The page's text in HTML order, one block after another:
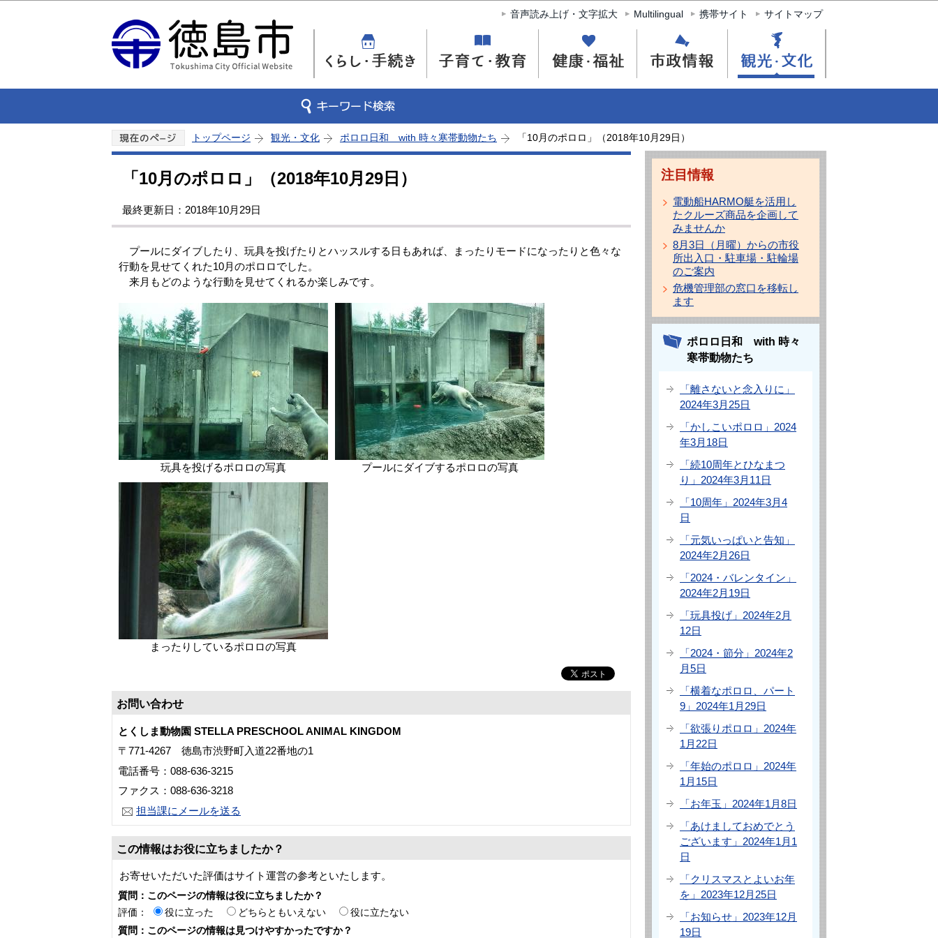
このページの本文へ移動
音声読み上げ・文字拡大 Multilingual 携帯サイト サイトマップ
トップページ 観光・文化 ポロロ日和 with 時々寒帯動物たち 「10月のポロロ」（2018年10月29日）
「10月のポロロ」（2018年10月29日）
最終更新日：2018年10月29日
プールにダイブしたり、玩具を投げたりとハッスルする日もあれば、まったりモードになったりと色々な
行動を見せてくれた10月のポロロでした。
来月もどのような行動を見せてくれるか楽しみです。
玩具を投げるポロロの写真 プールにダイブするポロロの写真
まったりしているポロロの写真
お問い合わせ
とくしま動物園 STELLA PRESCHOOL ANIMAL KINGDOM
〒771-4267 徳島市渋野町入道22番地の1
電話番号：088-636-3215
ファクス：088-636-3218
担当課にメールを送る
この情報はお役に立ちましたか？
お寄せいただいた評価はサイト運営の参考といたします。
質問：このページの情報は役に立ちましたか？
評価：
役に立った どちらともいえない
役に立たない
質問：このページの情報は見つけやすかったですか？
注目情報
電動船HARMO艇を活用し
たクルーズ商品を企画して
みませんか
8月3日（月曜）からの市役
所出入口・駐車場・駐輪場
のご案内
危機管理部の窓口を移転し
ます
ポロロ日和 with 時々
寒帯動物たち
「離さないと念入りに」
2024年3月25日
「かしこいポロロ」2024
年3月18日
「続10周年とひなまつ
り」2024年3月11日
「10周年」2024年3月4
日
「元気いっぱいと告知」
2024年2月26日
「2024・バレンタイン」
2024年2月19日
「玩具投げ」2024年2月
12日
「2024・節分」2024年2
月5日
「横着なポロロ、パート
9」2024年1月29日
「欲張りポロロ」2024年
1月22日
「年始のポロロ」2024年
1月15日
「お年玉」2024年1月8日
「あけましておめでとう
ございます」2024年1月1
日
「クリスマスとよいお年
を」2023年12月25日
「お知らせ」2023年12月
19日